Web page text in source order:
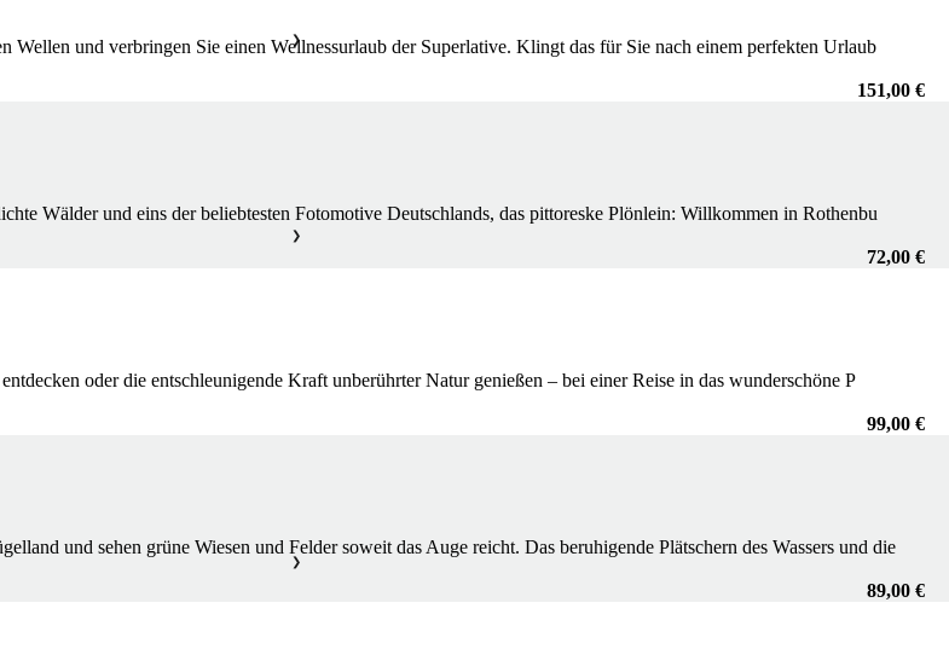
und verbringen Sie einen Wellnessurlaub der Superlative. Klingt das für Sie nach einem perfekten Urlaub
151,00 €
Wälder und eins der beliebtesten Fotomotive Deutschlands, das pittoreske Plönlein: Willkommen in Rothenbu
72,00 €
oder die entschleunigende Kraft unberührter Natur genießen – bei einer Reise in das wunderschöne P
99,00 €
und sehen grüne Wiesen und Felder soweit das Auge reicht. Das beruhigende Plätschern des Wassers und die
89,00 €
❯
❯
❯